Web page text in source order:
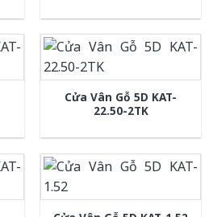
Cửa Vân Gỗ 5D KAT-
22.50-2TK